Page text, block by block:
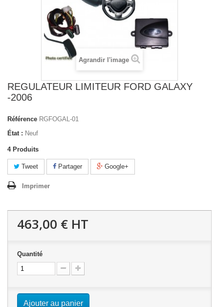
Agrandir l'image
REGULATEUR LIMITEUR FORD GALAXY
-2006
Référence RGFOGAL-01
État : Neuf
4 Produits
Tweet Partager Google+
Imprimer
463,00 € HT
Quantité
Ajouter au panier